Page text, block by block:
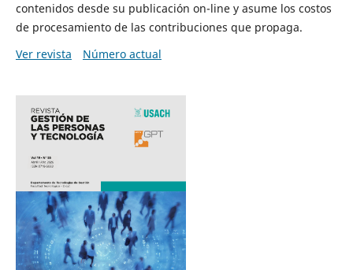
contenidos desde su publicación on-line y asume los costos
de procesamiento de las contribuciones que propaga.
Ver revista
Número actual